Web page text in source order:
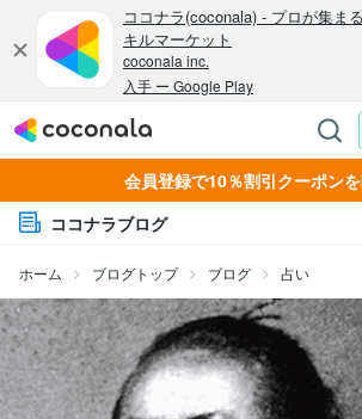
会員登録で10％割引クーポンを
ココナラブログ
ホーム ブログトップ ブログ 占い